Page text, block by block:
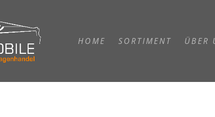
HOME SORTIMENT ÜBER